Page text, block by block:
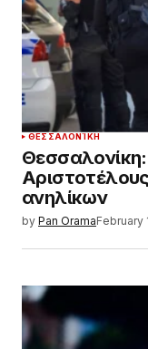
ΘΕΣΣΑΛΟΝΊΚΗ
ανηλίκων
by Pan OramaFebruary